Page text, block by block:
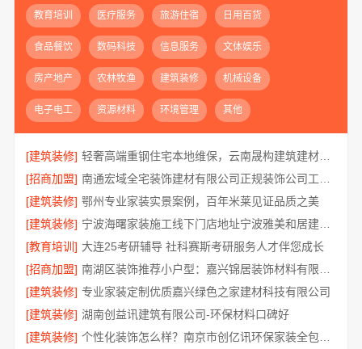
教育培训 医疗服务 旅游住宿 日用百货
食品餐饮 数码科技 信息服务 文体娱乐
房产地产 农林牧渔 建筑装修 机械设备
电子电工 资源材料 环境管理 其他
[建筑装修]
轻奢高端重钢住宅本地维保，云南晟构建筑建材有限公司贴心服务
[招商加盟]
[建筑装修] 鄂州专业家装实景案例，百年米莱见证品质之美
[建筑装修]
宁波海曙家装施工线下门店地址宁波雅美和居建材科技有限公司
[教育培训] 大连25考研辅导 社科赛斯考研服务人才伴您成长
[招商加盟]
[建筑装修] 专业家装定制优质嘉兴绿色之家建材科技有限公司
[建筑装修] 湖南创益讯建筑有限公司-环保材料口碑好
[建筑装修]